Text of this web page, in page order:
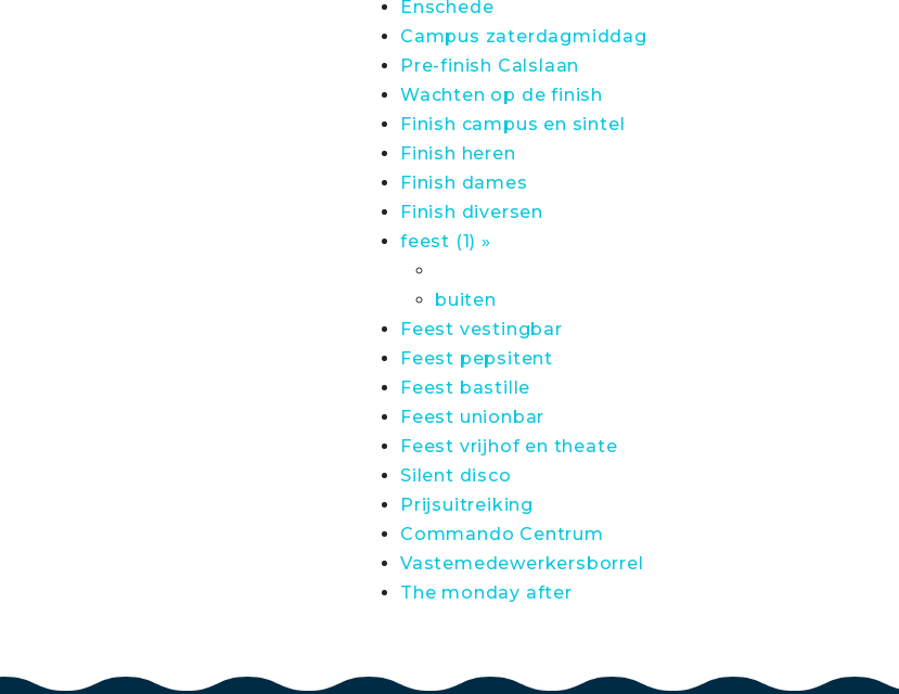
Enschede
Campus zaterdagmiddag
Pre-finish Calslaan
Wachten op de finish
Finish campus en sintel
Finish heren
Finish dames
Finish diversen
feest (1) »
buiten
Feest vestingbar
Feest pepsitent
Feest bastille
Feest unionbar
Feest vrijhof en theate
Silent disco
Prijsuitreiking
Commando Centrum
Vastemedewerkersborrel
The monday after